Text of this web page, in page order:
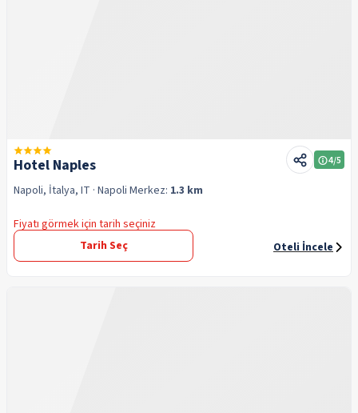
Hotel Naples 4/5
Napoli, İtalya, IT · Napoli Merkez: 1.3 km
Fiyatı görmek için tarih seçiniz
Tarih Seç
Oteli İncele